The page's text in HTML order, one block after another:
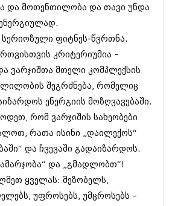
(207)
(207)
(257)
(224)
(258)
(211)
(215)
(206)
(207)
(264)
(215)
(286)
და მოთენთილობა და თავი უნდა
სერიოზული ფიტნეს-წვრთნა.
კრიტერიუმია –
ვარჯიშთა მთელი კომპლექსის
შეგრძნება, რომელიც
ენერგიის მოზღვავებაში.
რომ ვარჯიშის სახეობები
რათა ისინი „დაილექოს“
და ჩვევაში გადაიზარდოს.
და „გმადლობთ“!
ყველას: მეზობელს,
უფროსებს, უმცროსებს –